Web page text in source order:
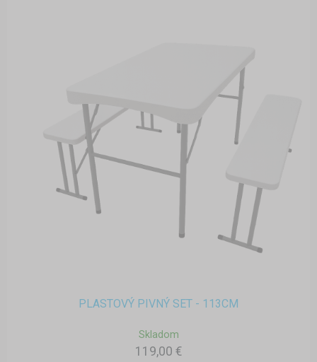
PLASTOVÝ PIVNÝ SET - 113CM
Skladom
119,00 €